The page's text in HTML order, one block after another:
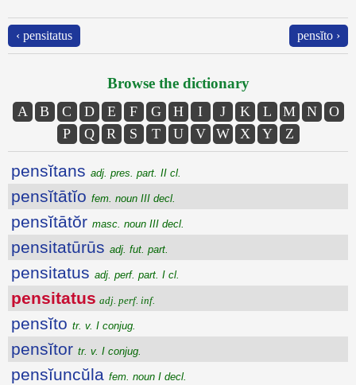
‹ pensitatus pensĭto ›
Browse the dictionary
A B C D E F G H I J K L M N
O
P
Q R S T U V W X Y Z
pensĭtans adj. pres. part. II cl.
pensĭtātĭo fem. noun III decl.
pensĭtātŏr masc. noun III decl.
pensitatūrūs adj. fut. part.
pensitatus adj. perf. part. I cl.
pensitatus adj. perf. inf.
pensĭto tr. v. I conjug.
pensĭtor tr. v. I conjug.
pensĭuncŭla fem. noun I decl.